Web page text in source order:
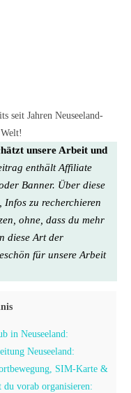
seit Jahren Neuseeland-
unsere Arbeit und
enthält Affiliate
Banner. Über diese
Infos zu recherchieren
ohne, dass du mehr
diese Art der
für unsere Arbeit
in Neuseeland:
Neuseeland:
SIM-Karte &
vorab organisieren: